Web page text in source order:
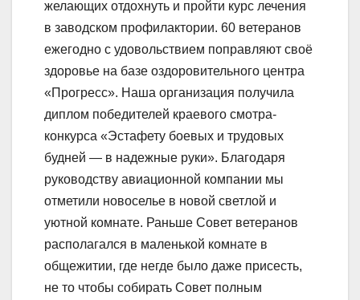
желающих отдохнуть и пройти курс лечения
в заводском профилактории. 60 ветеранов
ежегодно с удовольствием поправляют своё
здоровье на базе оздоровительного центра
«Прогресс». Наша организация получила
диплом победителей краевого смотра-
конкурса «Эстафету боевых и трудовых
будней — в надежные руки». Благодаря
руководству авиационной компании мы
отметили новоселье в новой светлой и
уютной комнате. Раньше Совет ветеранов
располагался в маленькой комнате в
общежитии, где негде было даже присесть,
не то чтобы собирать Совет полным